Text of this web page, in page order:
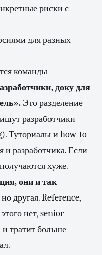
риски с
для разных
команды
доку для
Это разделение
разработчики
Туториалы и how-to
и разработчика. Если
хуже.
они и так
другая. Reference,
нет, senior
и тратит больше